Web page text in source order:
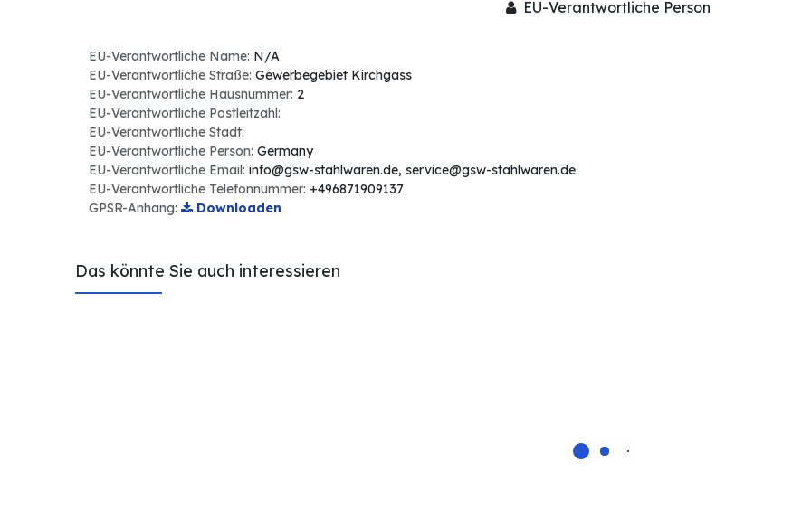
EU-Verantwortliche Person
EU-Verantwortliche Name: N/A
EU-Verantwortliche Straße: Gewerbegebiet Kirchgass
EU-Verantwortliche Hausnummer: 2
EU-Verantwortliche Postleitzahl:
EU-Verantwortliche Stadt:
EU-Verantwortliche Person: Germany
EU-Verantwortliche Email: info@gsw-stahlwaren.de, service@gsw-stahlwaren.de
EU-Verantwortliche Telefonnummer: +496871909137
GPSR-Anhang:
Downloaden
Das könnte Sie auch interessieren